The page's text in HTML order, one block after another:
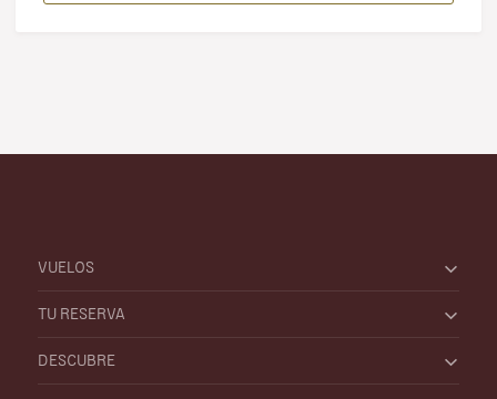
VUELOS
TU RESERVA
DESCUBRE